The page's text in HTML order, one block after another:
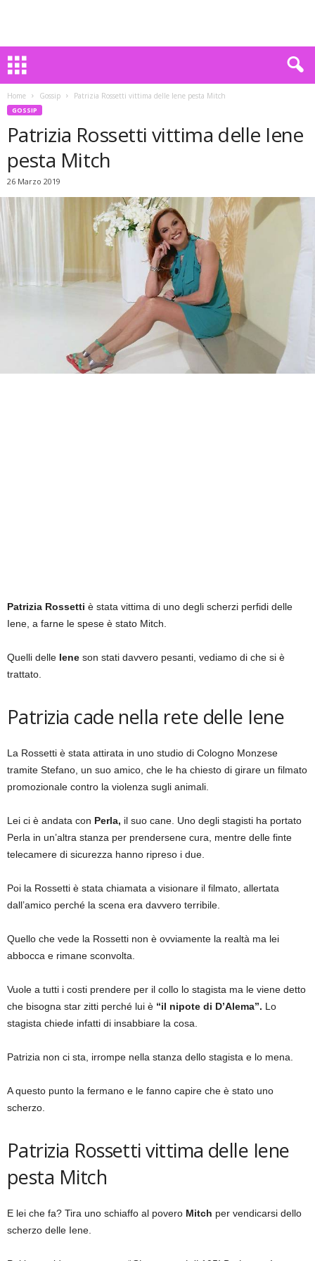
Home Gossip Patrizia Rossetti vittima delle Iene pesta Mitch
GOSSIP
Patrizia Rossetti vittima delle Iene
pesta Mitch
26 Marzo 2019
Patrizia Rossetti è stata vittima di uno degli scherzi perfidi delle
Iene, a farne le spese è stato Mitch.
Quelli delle Iene son stati davvero pesanti, vediamo di che si è
trattato.
Patrizia cade nella rete delle Iene
La Rossetti è stata attirata in uno studio di Cologno Monzese
tramite Stefano, un suo amico, che le ha chiesto di girare un filmato
promozionale contro la violenza sugli animali.
Lei ci è andata con Perla, il suo cane. Uno degli stagisti ha portato
Perla in un’altra stanza per prendersene cura, mentre delle finte
telecamere di sicurezza hanno ripreso i due.
Poi la Rossetti è stata chiamata a visionare il filmato, allertata
dall’amico perché la scena era davvero terribile.
Quello che vede la Rossetti non è ovviamente la realtà ma lei
abbocca e rimane sconvolta.
Vuole a tutti i costi prendere per il collo lo stagista ma le viene detto
che bisogna star zitti perché lui è “il nipote di D’Alema”. Lo
stagista chiede infatti di insabbiare la cosa.
Patrizia non ci sta, irrompe nella stanza dello stagista e lo mena.
A questo punto la fermano e le fanno capire che è stato uno
scherzo.
Patrizia Rossetti vittima delle Iene
pesta Mitch
E lei che fa? Tira uno schiaffo al povero Mitch per vendicarsi dello
scherzo delle Iene.